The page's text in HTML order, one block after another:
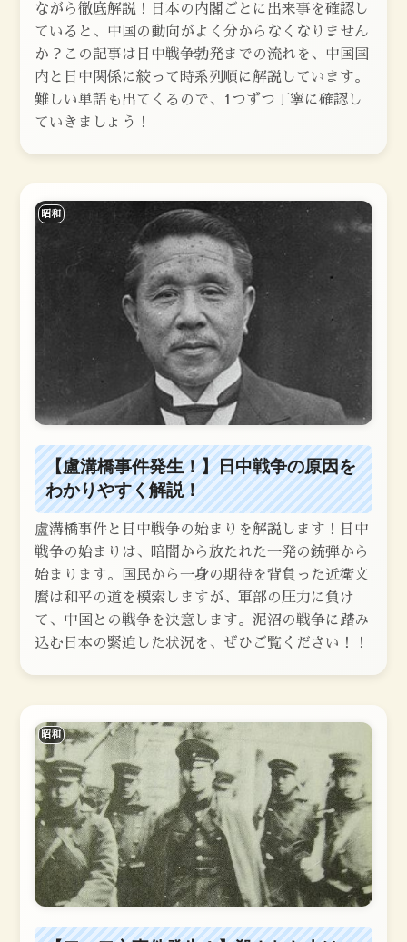
ながら徹底解説！日本の内閣ごとに出来事を確認し
ていると、中国の動向がよく分からなくなりません
か？この記事は日中戦争勃発までの流れを、中国国
内と日中関係に絞って時系列順に解説しています。
難しい単語も出てくるので、1つずつ丁寧に確認し
ていきましょう！
昭和
【盧溝橋事件発生！】日中戦争の原因を
わかりやすく解説！
盧溝橋事件と日中戦争の始まりを解説します！日中
戦争の始まりは、暗闇から放たれた一発の銃弾から
始まります。国民から一身の期待を背負った近衛文
麿は和平の道を模索しますが、軍部の圧力に負け
て、中国との戦争を決意します。泥沼の戦争に踏み
込む日本の緊迫した状況を、ぜひご覧ください！！
昭和